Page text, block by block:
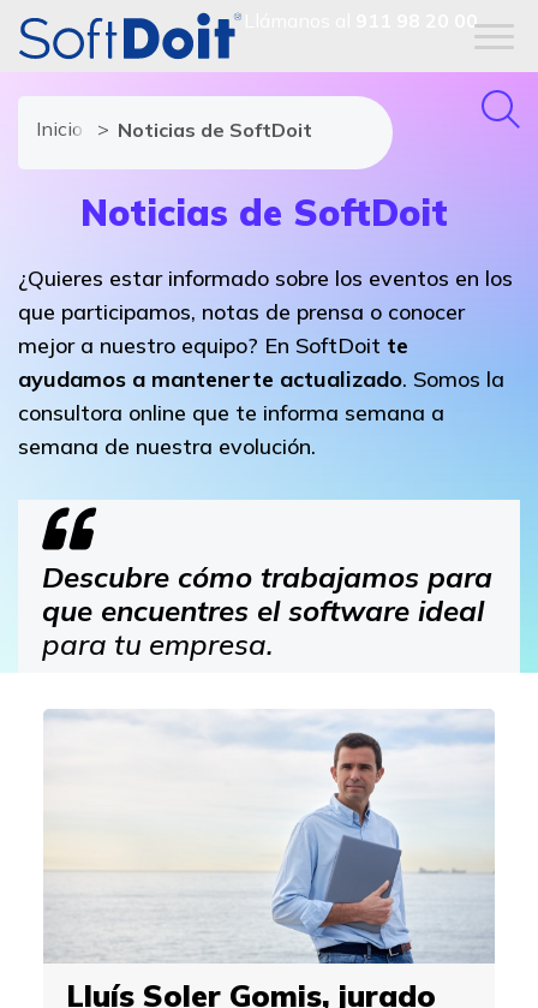
911 98 20 00
Inicio Noticias de SoftDoit
Noticias de SoftDoit
¿Quieres estar informado sobre los eventos en los
que participamos, notas de prensa o conocer
mejor a nuestro equipo? En SoftDoit te
ayudamos a mantenerte actualizado. Somos la
consultora online que te informa semana a
semana de nuestra evolución.
Descubre cómo trabajamos para
que encuentres el software ideal
para tu empresa.
Lluís Soler Gomis, jurado